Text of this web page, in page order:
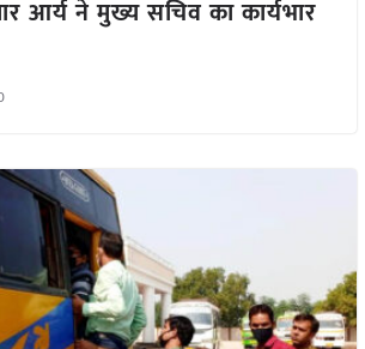
आर्य ने मुख्य सचिव का कार्यभार